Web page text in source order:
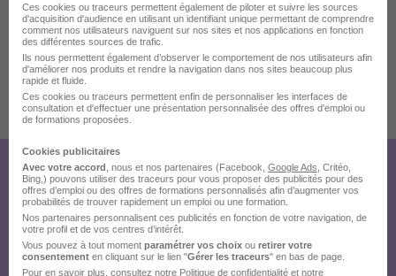
7 de plus
Publiée le 01/08/2026 - Réf : 3525474/28168801 PDM/75P
Créez votre compte Hellowork et
envoyez votre candidature !
Ces cookies ou traceurs permettent également de piloter et suivre les sources
d'acquisition d'audience en utilisant un identifiant unique permettant de comprendre
comment nos utilisateurs naviguent sur nos sites et nos applications en fonction
des différentes sources de trafic.
Ils nous permettent également d’observer le comportement de nos utilisateurs afin
d'améliorer nos produits et rendre la navigation dans nos sites beaucoup plus
rapide et fluide.
Ces cookies ou traceurs permettent enfin de personnaliser les interfaces de
consultation et d'effectuer une présentation personnalisée des offres d'emploi ou
de formations proposées.
Cookies publicitaires
Avec votre accord , nous et nos partenaires (Facebook, Google Ads , Critéo,
Bing,) pouvons utiliser des traceurs pour vous proposer des publicités pour des
offres d’emploi ou des offres de formations personnalisés afin d’augmenter vos
probabilités de trouver rapidement un emploi ou une formation.
Nos partenaires personnalisent ces publicités en fonction de votre navigation, de
votre profil et de vos centres d’intérêt.
Vous pouvez à tout moment paramétrer vos choix ou retirer votre
consentement en cliquant sur le lien "Gérer les traceurs" en bas de page.
Pour en savoir plus, consultez notre Politique de confidentialité et notre